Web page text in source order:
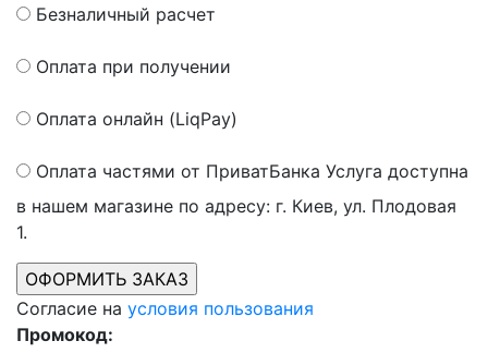
Безналичный расчет
Оплата при получении
Оплата онлайн (LiqPay)
Оплата частями от ПриватБанка Услуга доступна
в нашем магазине по адресу: г. Киев, ул. Плодовая
1.
Согласие на условия пользования
Промокод: